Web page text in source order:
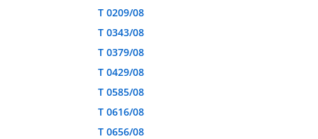
T 0209/08
T 0343/08
T 0379/08
T 0429/08
T 0585/08
T 0616/08
T 0656/08